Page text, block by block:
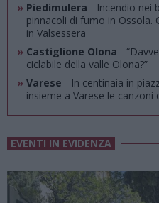
» Piedimulera - Incendio nei
pinnacoli di fumo in Ossola.
in Valsessera
» Castiglione Olona -
ciclabile della valle Olona?”
» Varese - In centinaia in
insieme a Varese le canzoni
EVENTI IN EVIDENZA